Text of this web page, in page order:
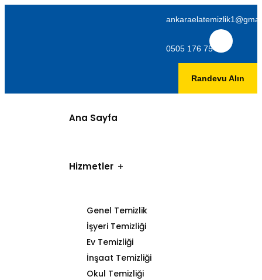
0505 176 75 06
Randevu Alın
Ana Sayfa
Hizmetler
Genel Temizlik
İşyeri Temizliği
Ev Temizliği
İnşaat Temizliği
Okul Temizliği